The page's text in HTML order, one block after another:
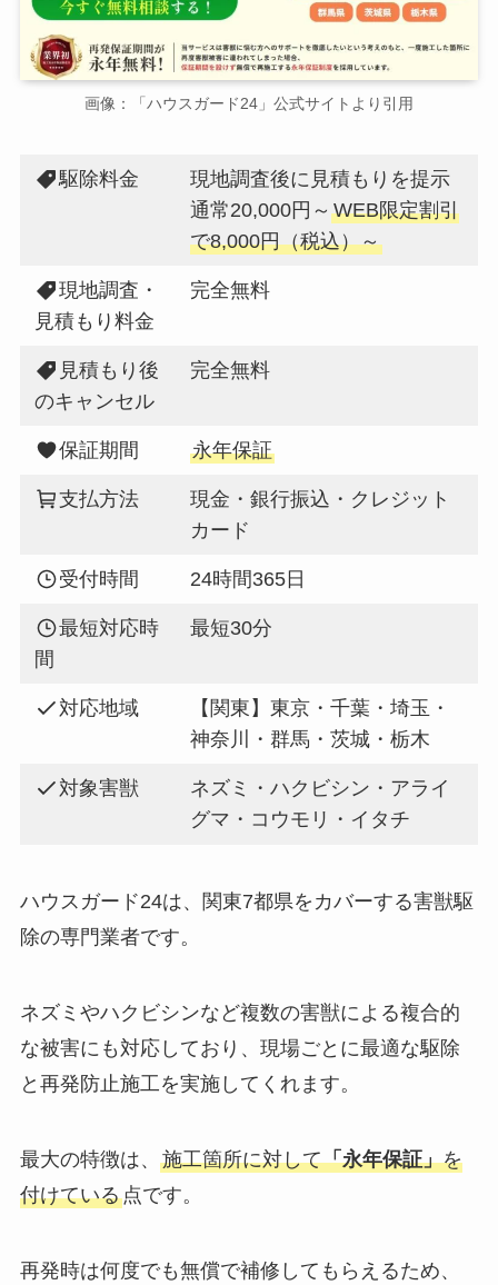
画像：「ハウスガード24」公式サイトより引用
駆除料金
現地調査後に見積もりを提示
通常20,000円～WEB限定割引
で8,000円（税込）～
現地調査・
見積もり料金
完全無料
見積もり後
のキャンセル
完全無料
保証期間 永年保証
支払方法
現金・銀行振込・クレジット
カード
受付時間 24時間365日
最短対応時
間
最短30分
対応地域
【関東】東京・千葉・埼玉・
神奈川・群馬・茨城・栃木
対象害獣
ネズミ・ハクビシン・アライ
グマ・コウモリ・イタチ
ハウスガード24は、関東7都県をカバーする害獣駆
除の専門業者です。
ネズミやハクビシンなど複数の害獣による複合的
な被害にも対応しており、現場ごとに最適な駆除
と再発防止施工を実施してくれます。
最大の特徴は、 施工箇所に対して「永年保証」を
付けている点です。
再発時は何度でも無償で補修してもらえるため、